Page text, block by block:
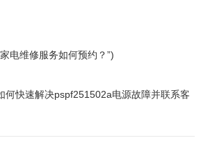
电维修服务如何预约？”)
何快速解决pspf251502a电源故障并联系客